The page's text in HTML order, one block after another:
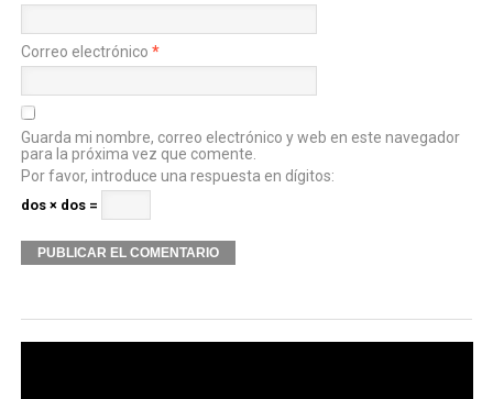
Correo electrónico *
Guarda mi nombre, correo electrónico y web en este navegador
para la próxima vez que comente.
Por favor, introduce una respuesta en dígitos:
dos × dos =